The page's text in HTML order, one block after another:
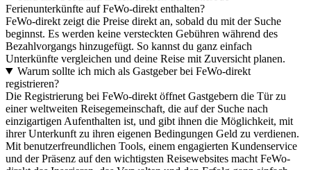
Ferienunterkünfte auf FeWo-direkt enthalten?
FeWo-direkt zeigt die Preise direkt an, sobald du mit der Suche
beginnst. Es werden keine versteckten Gebühren während des
Bezahlvorgangs hinzugefügt. So kannst du ganz einfach
Unterkünfte vergleichen und deine Reise mit Zuversicht planen.
Warum sollte ich mich als Gastgeber bei FeWo-direkt
registrieren?
Die Registrierung bei FeWo-direkt öffnet Gastgebern die Tür zu
einer weltweiten Reisegemeinschaft, die auf der Suche nach
einzigartigen Aufenthalten ist, und gibt ihnen die Möglichkeit, mit
ihrer Unterkunft zu ihren eigenen Bedingungen Geld zu verdienen.
Mit benutzerfreundlichen Tools, einem engagierten Kundenservice
und der Präsenz auf den wichtigsten Reisewebsites macht FeWo-